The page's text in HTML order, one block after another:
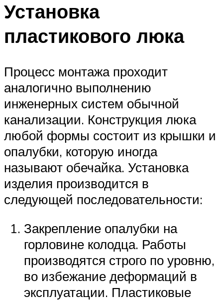
Установка
пластикового люка
Процесс монтажа проходит
аналогично выполнению
инженерных систем обычной
канализации. Конструкция люка
любой формы состоит из крышки и
опалубки, которую иногда
называют обечайка. Установка
изделия производится в
следующей последовательности:
Закрепление опалубки на
горловине колодца. Работы
производятся строго по уровню,
во избежание деформаций в
эксплуатации. Пластиковые